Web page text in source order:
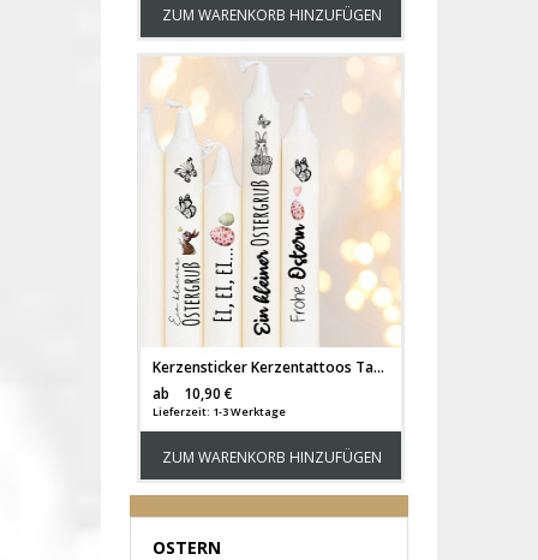
ZUM WARENKORB HINZUFÜGEN
Kerzensticker Kerzentattoos Tattoofolie frohe Ostern Hase Ostereier Schmetterlinge Herzen für Kerzen oder Keramik A4 Bogen DIY Stickerbogen für bis zu 20 Kerzen kst54
ab
10,90 €
Lieferzeit: 1-3 Werktage
ZUM WARENKORB HINZUFÜGEN
OSTERN